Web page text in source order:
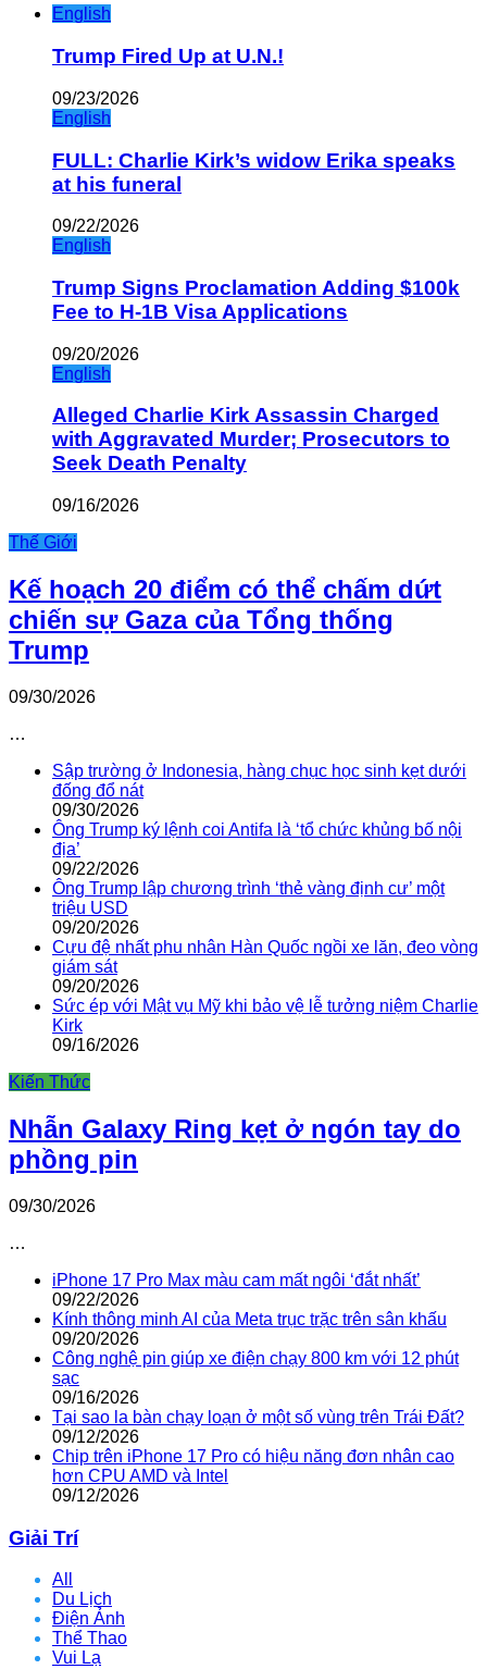
English
Trump Fired Up at U.N.!
09/23/2026
English
FULL: Charlie Kirk’s widow Erika speaks
at his funeral
09/22/2026
English
Trump Signs Proclamation Adding $100k
Fee to H-1B Visa Applications
09/20/2026
English
Alleged Charlie Kirk Assassin Charged
with Aggravated Murder; Prosecutors to
Seek Death Penalty
09/16/2026
Thế Giới
Kế hoạch 20 điểm có thể chấm dứt
chiến sự Gaza của Tổng thống
Trump
09/30/2026
…
Sập trường ở Indonesia, hàng chục học sinh kẹt dưới
đống đổ nát
09/30/2026
Ông Trump ký lệnh coi Antifa là ‘tổ chức khủng bố nội
địa’
09/22/2026
Ông Trump lập chương trình ‘thẻ vàng định cư’ một
triệu USD
09/20/2026
Cựu đệ nhất phu nhân Hàn Quốc ngồi xe lăn, đeo vòng
giám sát
09/20/2026
Sức ép với Mật vụ Mỹ khi bảo vệ lễ tưởng niệm Charlie
Kirk
09/16/2026
Kiến Thức
Nhẫn Galaxy Ring kẹt ở ngón tay do
phồng pin
09/30/2026
…
iPhone 17 Pro Max màu cam mất ngôi ‘đắt nhất’
09/22/2026
Kính thông minh AI của Meta trục trặc trên sân khấu
09/20/2026
Công nghệ pin giúp xe điện chạy 800 km với 12 phút
sạc
09/16/2026
Tại sao la bàn chạy loạn ở một số vùng trên Trái Đất?
09/12/2026
Chip trên iPhone 17 Pro có hiệu năng đơn nhân cao
hơn CPU AMD và Intel
09/12/2026
Giải Trí
All
Du Lịch
Điện Ảnh
Thể Thao
Vui Lạ